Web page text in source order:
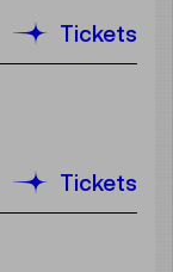
Tickets
Tickets